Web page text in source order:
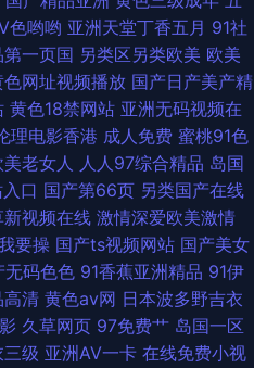
色哟哟 亚洲天堂丁香五月 91社
一页国 另类区另类欧美 欧美
色网址视频播放 国产日产美产精
黄色18禁网站 亚洲无码视频在
理电影香港 成人免费 蜜桃91色
老女人 人人97综合精品 岛国
口 国产第66页 另类国产在线
新视频在线 激情深爱欧美激情
要操 国产ts视频网站 国产美女
无码色色 91香蕉亚洲精品 91伊
高清 黄色av网 日本波多野吉衣
久草网页 97免费艹 岛国一区
级 亚洲AV一卡 在线免费小视